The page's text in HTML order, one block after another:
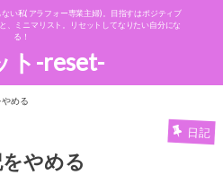
い私(アラフォー専業主婦)。目指すはポジティブ
、ミニマリスト。リセットしてなりたい自分にな
る！
ト-reset-
める
日記
やめる